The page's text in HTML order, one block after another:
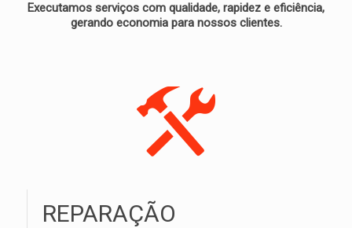
Executamos serviços com qualidade, rapidez e eficiência,
gerando economia para nossos clientes.
REPARAÇÃO